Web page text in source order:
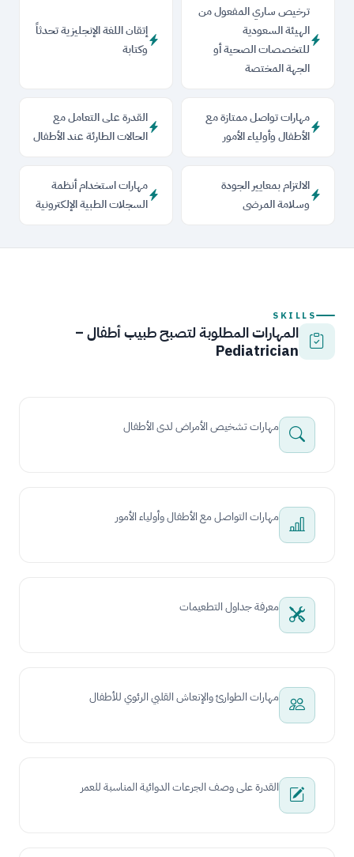
ترخيص ساري المفعول من
الهيئة السعودية
للتخصصات الصحية أو
الجهة المختصة
إتقان اللغة الإنجليزية تحدثاً
وكتابة
مهارات تواصل ممتازة مع
الأطفال وأولياء الأمور
القدرة على التعامل مع
الحالات الطارئة عند الأطفال
الالتزام بمعايير الجودة
وسلامة المرضى
مهارات استخدام أنظمة
السجلات الطبية الإلكترونية
SKILLS
المهارات المطلوبة لتصبح طبيب أطفال –
Pediatrician
مهارات تشخيص الأمراض لدى الأطفال
مهارات التواصل مع الأطفال وأولياء الأمور
معرفة جداول التطعيمات
مهارات الطوارئ والإنعاش القلبي الرئوي للأطفال
القدرة على وصف الجرعات الدوائية المناسبة للعمر